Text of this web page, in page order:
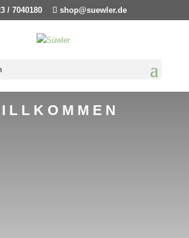
/ 7040180 shop@suewler.de